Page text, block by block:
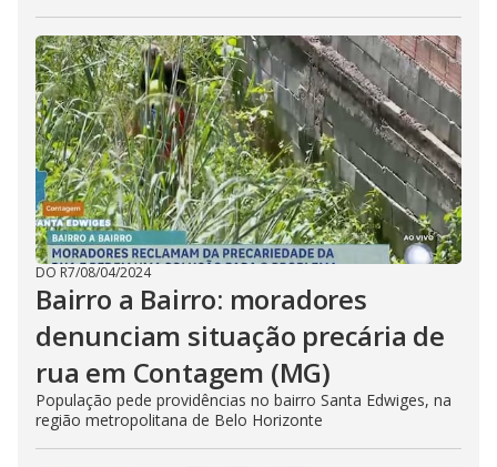
DO R7/08/04/2024
Bairro a Bairro: moradores
denunciam situação precária de
rua em Contagem (MG)
População pede providências no bairro Santa Edwiges, na
região metropolitana de Belo Horizonte